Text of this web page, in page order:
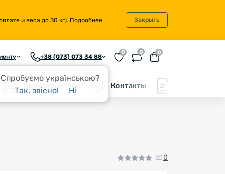
и веса до 30 кг). Подробнее Закрыть
+38 (073) 073 34 88
0 0 0
Производители Контакты
0
українською?
Так, звісно!
Ні